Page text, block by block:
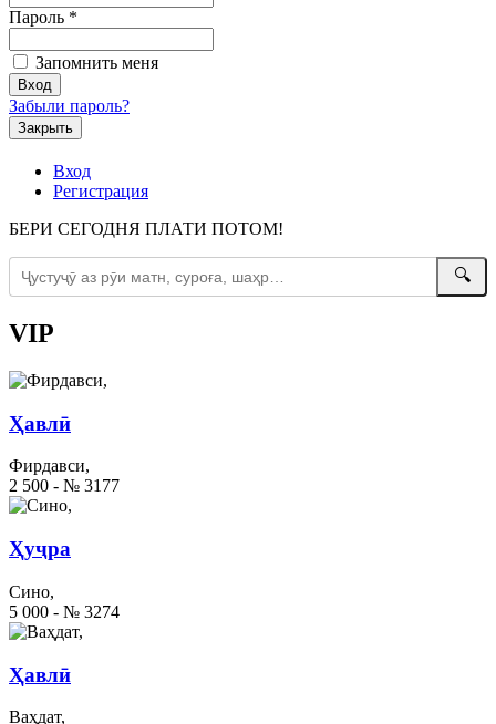
Пароль *
Запомнить меня
Забыли пароль?
Закрыть
Вход
Регистрация
БЕРИ СЕГОДНЯ ПЛАТИ ПОТОМ!
🔍
VIP
Ҳавлӣ
Фирдавси,
2 500 - № 3177
Ҳуҷра
Сино,
5 000 - № 3274
Ҳавлӣ
Ваҳдат,